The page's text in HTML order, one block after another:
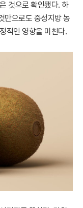
것으로 확인됐다. 하
만으로도 중성지방 농
적인 영향을 미친다.